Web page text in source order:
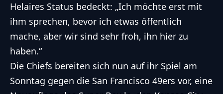
Helaires Status bedeckt: „Ich möchte erst mit
ihm sprechen, bevor ich etwas öffentlich
mache, aber wir sind sehr froh, ihn hier zu
haben.“
Die Chiefs bereiten sich nun auf ihr Spiel am
Sonntag gegen die San Francisco 49ers vor, eine